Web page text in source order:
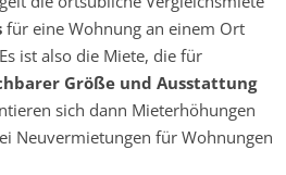
für eine Wohnung an einem Ort
ist also die Miete, die für
Größe und Ausstattung
sich dann Mieterhöhungen
Neuvermietungen für Wohnungen